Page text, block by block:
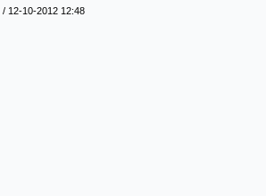
/ 12-10-2012 12:48